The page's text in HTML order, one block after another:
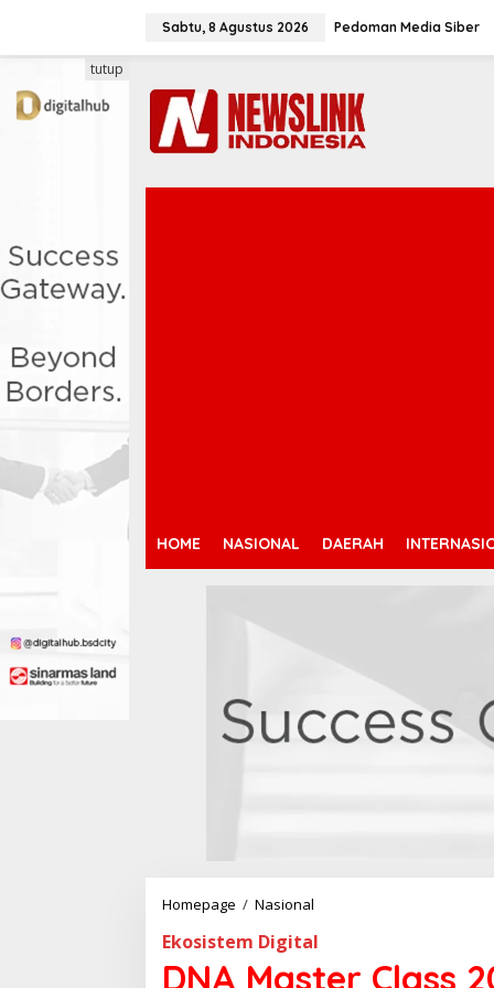
Sabtu, 8 Agustus 2026 Pedoman Media Siber
HOME NASIONAL DAERAH
tutup
Homepage / Nasional
A
M
a
Ekosistem Digital
DNA Master Class